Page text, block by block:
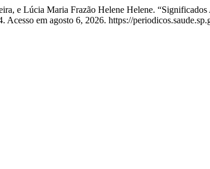
Lúcia Maria Frazão Helene Helene. “Significados
Acesso em agosto 6, 2026. https://